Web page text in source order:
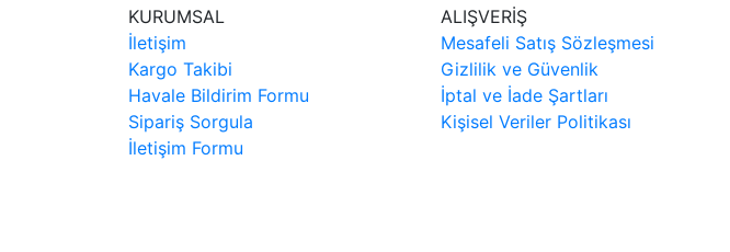
KURUMSAL
İletişim
Kargo Takibi
Havale Bildirim Formu
Sipariş Sorgula
İletişim Formu
ALIŞVERİŞ
Mesafeli Satış Sözleşmesi
Gizlilik ve Güvenlik
İptal ve İade Şartları
Kişisel Veriler Politikası